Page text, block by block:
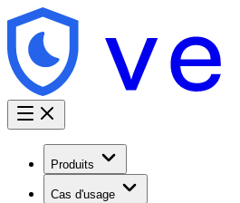
Produits
Cas d'usage